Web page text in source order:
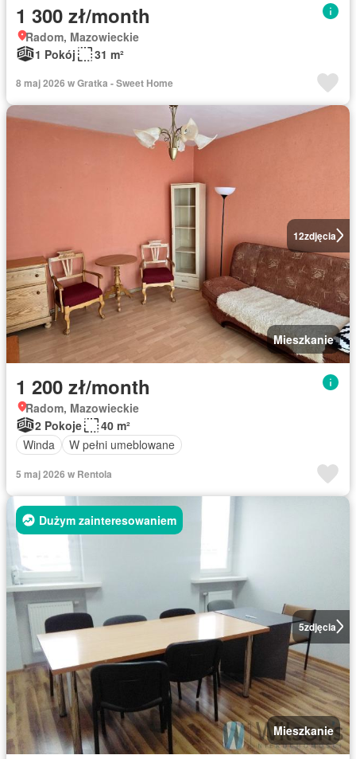
1 300 zł/month
Radom, Mazowieckie
1 Pokój
31 m²
8 maj 2026 w Gratka - Sweet Home
12zdjęcia
Mieszkanie
1 200 zł/month
Radom, Mazowieckie
2 Pokoje
40 m²
Winda
W pełni umeblowane
5 maj 2026 w Rentola
5zdjęcia
Dużym zainteresowaniem
Mieszkanie